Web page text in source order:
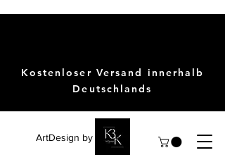
ArtDesign by KBK
Kostenloser Versand innerhalb
Deutschlands